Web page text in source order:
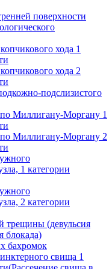
поверхности
хода 1
хода 2
подслизистого
Миллигану-Моргану 1
Миллигану-Моргану 2
1 категории
2 категории
трещины (девульсия
блокада)
бахромок
свища 1